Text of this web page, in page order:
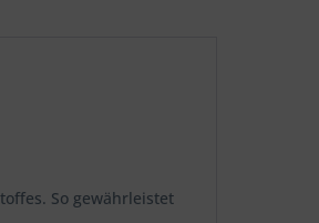
So gewährleistet